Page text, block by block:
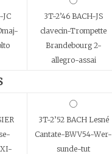
JC
3T-2’46 BACH-JS
clavecin-Trompette
Brandebourg 2-
allegro-assai
3T-2’52 BACH Lesné
Cantate-BWV54-Wer-
sunde-tut